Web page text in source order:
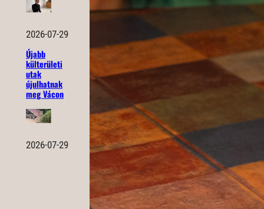
2026-07-29
Újabb
külterületi
utak
újulhatnak
meg Vácon
2026-07-29